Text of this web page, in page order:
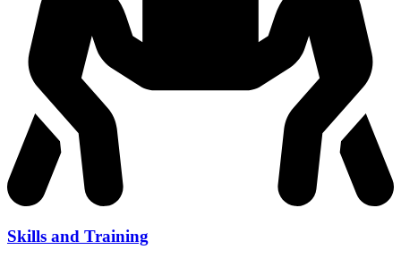
Skills and Training